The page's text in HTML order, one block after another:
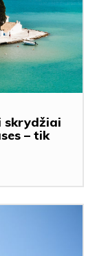
skrydžiai
– tik